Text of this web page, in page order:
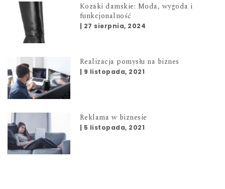
Kozaki damskie: Moda, wygoda i
funkcjonalność
| 27 sierpnia, 2024
Realizacja pomysłu na biznes
| 9 listopada, 2021
Reklama w biznesie
| 5 listopada, 2021